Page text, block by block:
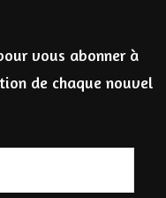
vous abonner à
de chaque nouvel